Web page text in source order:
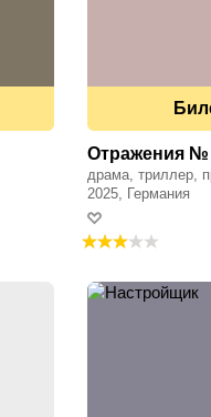
Отражения №
драма, триллер,
музыка
2025, Германия